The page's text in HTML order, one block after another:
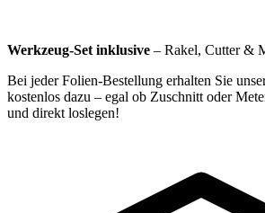
Werkzeug-Set inklusive – Rakel, Cutter &
Bei jeder Folien-Bestellung erhalten Sie
kostenlos dazu – egal ob Zuschnitt oder
und direkt loslegen!